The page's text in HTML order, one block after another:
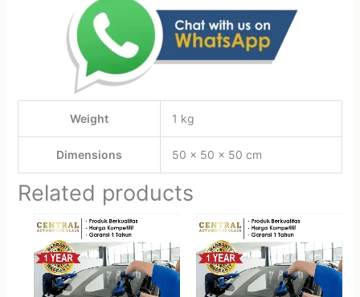
Weight 1 kg
Dimensions 50 × 50 × 50 cm
Related products